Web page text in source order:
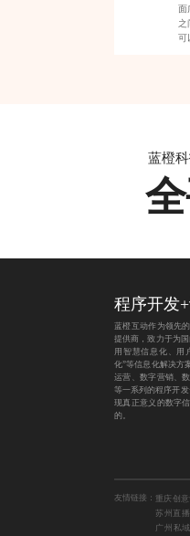
面
之
可
蓝橙
程序开发+
蓝橙互动作为领先
提供商，致力于为
用智慧信息化、用
化”等信息化解决方
运营、数字营销、
等一系列的程序开
现真正意义的数字
的。
友情链接： 重庆创意
苏州直
广州私